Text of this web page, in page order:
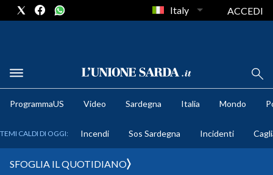
METEO
Italy ACCEDI
ProgrammaUS Video Sardegna Italia Mondo
TEMI CALDI DI OGGI: Incendi Sos Sardegna Incidenti
SFOGLIA IL QUOTIDIANO